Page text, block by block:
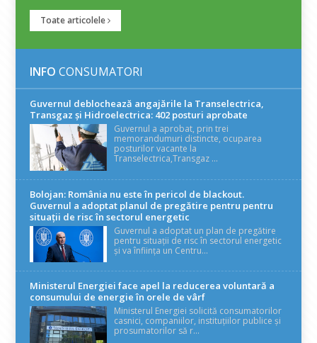
Toate articolele
INFO CONSUMATORI
Guvernul deblochează angajările la Transelectrica,
Transgaz și Hidroelectrica: 402 posturi aprobate
Guvernul a aprobat, prin trei
memorandumuri distincte, ocuparea
posturilor vacante la
Transelectrica,Transgaz ...
Bolojan: România nu este în pericol de blackout.
Guvernul a adoptat planul de pregătire pentru pentru
situații de risc în sectorul energetic
Guvernul a adoptat un plan de pregătire
pentru situații de risc în sectorul energetic
și va înființa un Centru...
Ministerul Energiei face apel la reducerea voluntară a
consumului de energie în orele de vârf
Ministerul Energiei solicită consumatorilor
casnici, companiilor, instituțiilor publice și
prosumatorilor să r...